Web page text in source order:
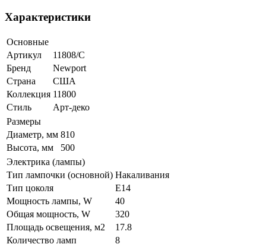
Характеристики
Основные
Артикул
11808/C
Бренд
Newport
Страна
США
Коллекция 11800
Стиль
Арт-деко
Размеры
Диаметр, мм 810
Высота, мм
500
Электрика (лампы)
Тип лампочки (основной) Накаливания
Тип цоколя
E14
Мощность лампы, W
40
Общая мощность, W
320
Площадь освещения, м2
17.8
Количество ламп
8